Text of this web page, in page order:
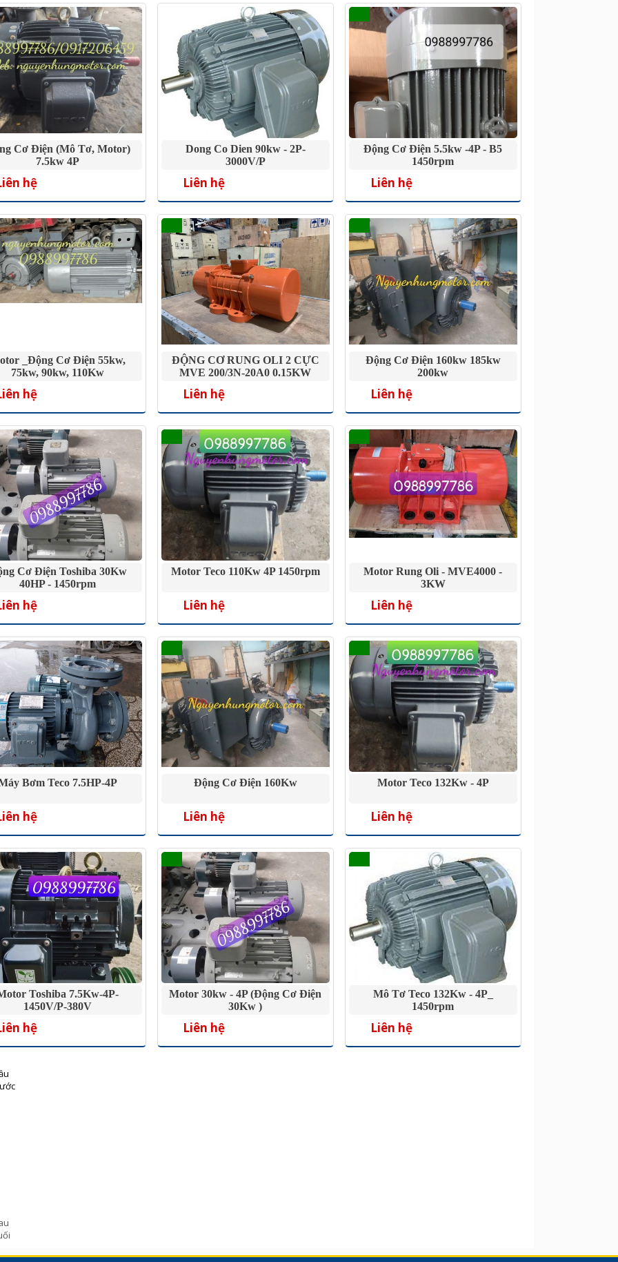
Cơ Điện (mô Tơ, Motor)
7.5kw 4P
hệ
Dong Co Dien 90kw - 2P-
3000V/P
Liên hệ
Động Cơ Điện 5.5kw -4P - B5
1450rpm
Liên hệ
_Động Cơ Điện 55kw,
75kw, 90kw, 110Kw
hệ
ĐỘNG CƠ RUNG OLI 2 CỰC
MVE 200/3N-20A0 0.15KW
Liên hệ
Động Cơ Điện 160kw 185kw
200kw
Liên hệ
Cơ Điện Toshiba 30Kw
40HP - 1450rpm
hệ
Motor Teco 110Kw 4P 1450rpm
Liên hệ
Motor Rung Oli - MVE4000 -
3KW
Liên hệ
Bơm Teco 7.5HP-4P
hệ
Động Cơ Điện 160Kw
Liên hệ
Motor Teco 132Kw - 4P
Liên hệ
Toshiba 7.5Kw-4P-
1450V/P-380V
hệ
Motor 30kw - 4P (Động Cơ Điện
30Kw )
Liên hệ
Mô Tơ Teco 132Kw - 4P_
1450rpm
Liên hệ